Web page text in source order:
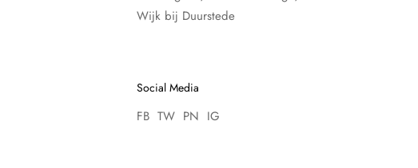
Wijk bij Duurstede
Social Media
FB TW PN IG